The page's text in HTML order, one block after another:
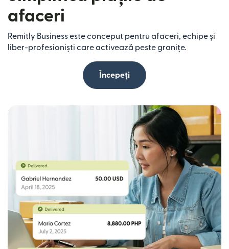
afaceri
Remitly Business este conceput pentru afaceri, echipe și
liber-profesioniști care activează peste granițe.
Începeți